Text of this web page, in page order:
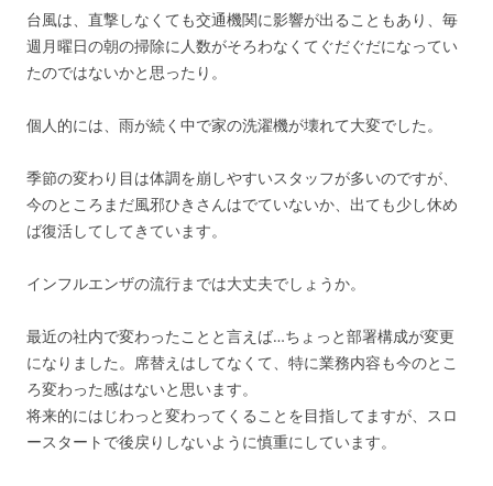
台風は、直撃しなくても交通機関に影響が出ることもあり、毎
週月曜日の朝の掃除に人数がそろわなくてぐだぐだになってい
たのではないかと思ったり。
個人的には、雨が続く中で家の洗濯機が壊れて大変でした。
季節の変わり目は体調を崩しやすいスタッフが多いのですが、
今のところまだ風邪ひきさんはでていないか、出ても少し休め
ば復活してしてきています。
インフルエンザの流行までは大丈夫でしょうか。
最近の社内で変わったことと言えば…ちょっと部署構成が変更
になりました。席替えはしてなくて、特に業務内容も今のとこ
ろ変わった感はないと思います。
将来的にはじわっと変わってくることを目指してますが、スロ
ースタートで後戻りしないように慎重にしています。